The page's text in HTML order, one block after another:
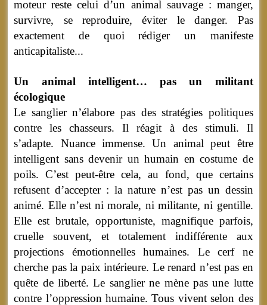
moteur reste celui d’un animal sauvage : manger,
survivre, se reproduire, éviter le danger. Pas
exactement de quoi rédiger un manifeste
anticapitaliste...
Un animal intelligent… pas un militant
écologique
Le sanglier n’élabore pas des stratégies politiques
contre les chasseurs. Il réagit à des stimuli. Il
s’adapte. Nuance immense. Un animal peut être
intelligent sans devenir un humain en costume de
poils. C’est peut-être cela, au fond, que certains
refusent d’accepter : la nature n’est pas un dessin
animé. Elle n’est ni morale, ni militante, ni gentille.
Elle est brutale, opportuniste, magnifique parfois,
cruelle souvent, et totalement indifférente aux
projections émotionnelles humaines. Le cerf ne
cherche pas la paix intérieure. Le renard n’est pas en
quête de liberté. Le sanglier ne mène pas une lutte
contre l’oppression humaine. Tous vivent selon des